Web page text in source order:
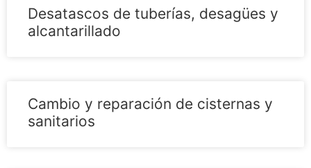
Desatascos de tuberías, desagües y
alcantarillado
Cambio y reparación de cisternas y
sanitarios